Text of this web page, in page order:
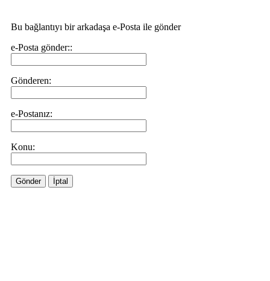
Bu bağlantıyı bir arkadaşa e-Posta ile gönder
e-Posta gönder::
Gönderen:
e-Postanız:
Konu:
Gönder İptal